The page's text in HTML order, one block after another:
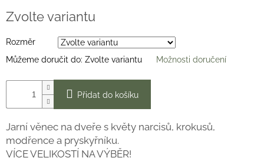
mně
Přihlášení
cena:
Zvolte variantu
Rozměr
Můžeme doručit do: Zvolte variantu Možnosti doručení
Přidat do košíku
Jarní věnec na dveře s květy narcisů, krokusů,
modřence a pryskyřníku.
VÍCE VELIKOSTÍ NA VÝBĚR!